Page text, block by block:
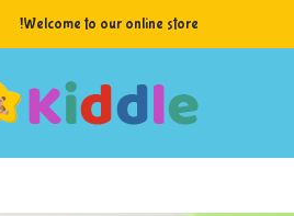
Welcome to our online store!